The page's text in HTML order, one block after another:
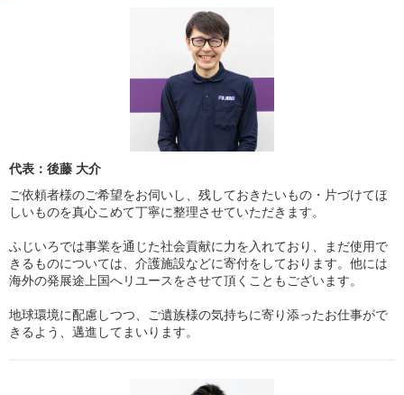
代表：後藤 大介
ご依頼者様のご希望をお伺いし、残しておきたいもの・片づけてほ
しいものを真心こめて丁寧に整理させていただきます。
ふじいろでは事業を通じた社会貢献に力を入れており、まだ使用で
きるものについては、介護施設などに寄付をしております。他には
海外の発展途上国へリユースをさせて頂くこともございます。
地球環境に配慮しつつ、ご遺族様の気持ちに寄り添ったお仕事がで
きるよう、邁進してまいります。